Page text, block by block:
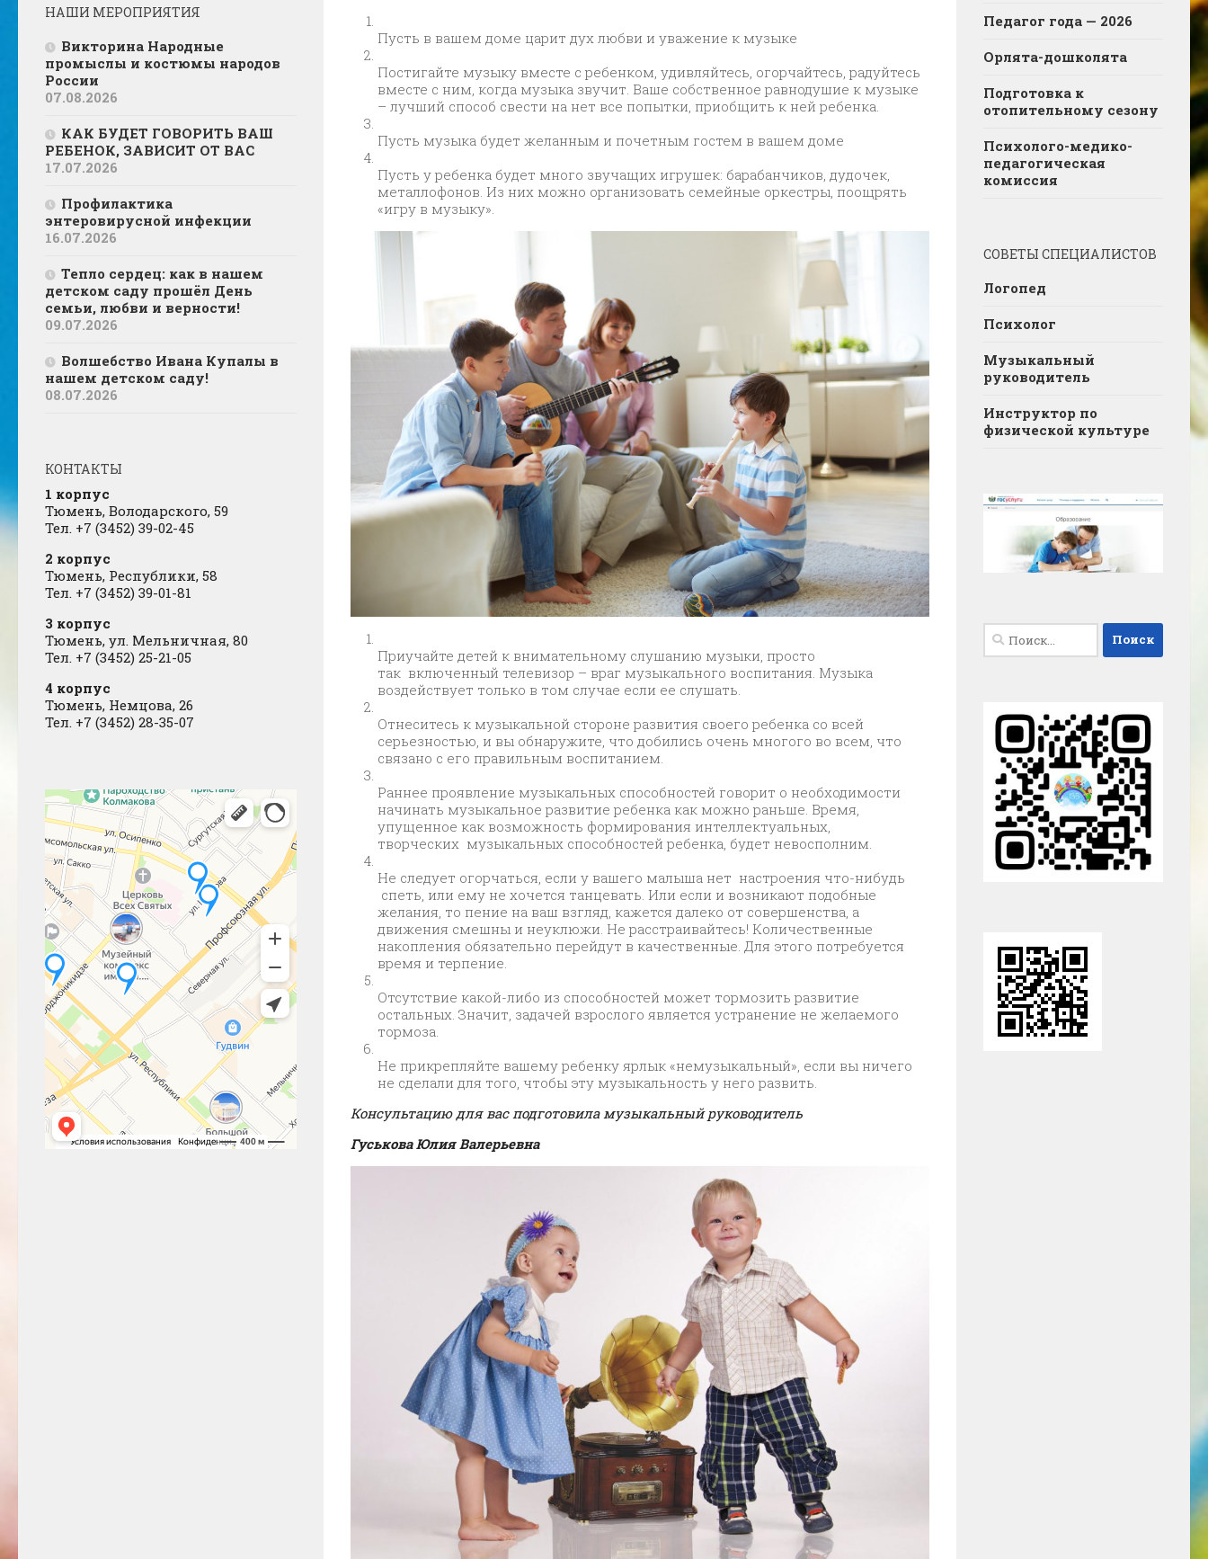
Пусть в вашем доме царит дух любви и уважение к музыке
Постигайте музыку вместе с ребенком, удивляйтесь, огорчайтесь, радуйтесь
вместе с ним, когда музыка звучит. Ваше собственное равнодушие к музыке
– лучший способ свести на нет все попытки, приобщить к ней ребенка.
Пусть музыка будет желанным и почетным гостем в вашем доме
Пусть у ребенка будет много звучащих игрушек: барабанчиков, дудочек,
металлофонов. Из них можно организовать семейные оркестры, поощрять
«игру в музыку».
Приучайте детей к внимательному слушанию музыки, просто
так включенный телевизор – враг музыкального воспитания. Музыка
воздействует только в том случае если ее слушать.
Отнеситесь к музыкальной стороне развития своего ребенка со всей
серьезностью, и вы обнаружите, что добились очень многого во всем, что
связано с его правильным воспитанием.
Раннее проявление музыкальных способностей говорит о необходимости
начинать музыкальное развитие ребенка как можно раньше. Время,
упущенное как возможность формирования интеллектуальных,
творческих музыкальных способностей ребенка, будет невосполним.
Не следует огорчаться, если у вашего малыша нет настроения что-нибудь
спеть, или ему не хочется танцевать. Или если и возникают подобные
желания, то пение на ваш взгляд, кажется далеко от совершенства, а
движения смешны и неуклюжи. Не расстраивайтесь! Количественные
накопления обязательно перейдут в качественные. Для этого потребуется
время и терпение.
Отсутствие какой-либо из способностей может тормозить развитие
остальных. Значит, задачей взрослого является устранение не желаемого
тормоза.
Не прикрепляйте вашему ребенку ярлык «немузыкальный», если вы ничего
не сделали для того, чтобы эту музыкальность у него развить.
Консультацию для вас подготовила музыкальный руководитель
Гуськова Юлия Валерьевна
НАШИ МЕРОПРИЯТИЯ
Викторина Народные
промыслы и костюмы народов
России
07.08.2026
КАК БУДЕТ ГОВОРИТЬ ВАШ
РЕБЕНОК, ЗАВИСИТ ОТ ВАС
17.07.2026
Профилактика
энтеровирусной инфекции
16.07.2026
Тепло сердец: как в нашем
детском саду прошёл День
семьи, любви и верности!
09.07.2026
Волшебство Ивана Купалы в
нашем детском саду!
08.07.2026
КОНТАКТЫ
1 корпус
Тюмень, Володарского, 59
Тел. +7 (3452) 39-02-45
2 корпус
Тюмень, Республики, 58
Тел. +7 (3452) 39-01-81
3 корпус
Тюмень, ул. Мельничная, 80
Тел. +7 (3452) 25-21-05
4 корпус
Тюмень, Немцова, 26
Тел. +7 (3452) 28-35-07
Педагог года — 2026
Орлята-дошколята
Подготовка к
отопительному сезону
Психолого-медико-
педагогическая
комиссия
СОВЕТЫ СПЕЦИАЛИСТОВ
Логопед
Психолог
Музыкальный
руководитель
Инструктор по
физической культуре
Найти: